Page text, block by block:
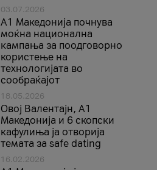
03.07.2026
A1 Македонија почнува
моќна национална
кампања за поодговорно
користење на
технологијата во
сообраќајот
18.05.2026
Овој Валентајн, A1
Македонија и 6 скопски
кафулиња ја отворија
темата за safe dating
16.02.2026